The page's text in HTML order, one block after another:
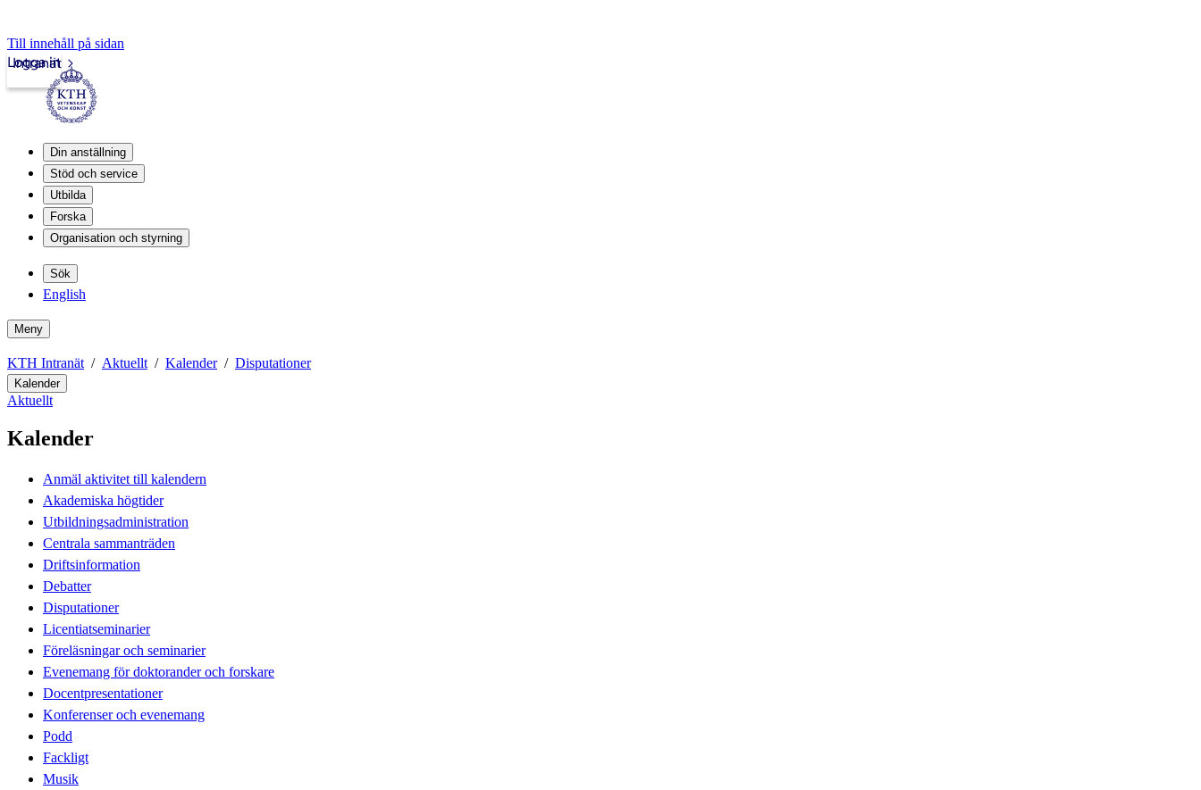
Till innehåll på sidan
Intranät
Logga in
Din anställning
Stöd och service
Utbilda
Forska
Organisation och styrning
Sök
English
Meny
KTH Intranät Aktuellt Kalender Disputationer
Kalender
Aktuellt
Kalender
Anmäl aktivitet till kalendern
Akademiska högtider
Utbildningsadministration
Centrala sammanträden
Driftsinformation
Debatter
Disputationer
Licentiatseminarier
Föreläsningar och seminarier
Evenemang för doktorander och forskare
Docentpresentationer
Konferenser och evenemang
Podd
Fackligt
Musik